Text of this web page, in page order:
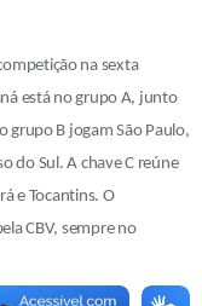
na sexta
está no grupo A, junto
grupo B jogam São Paulo,
do Sul. A chave C reúne
e Tocantins. O
CBV, sempre no